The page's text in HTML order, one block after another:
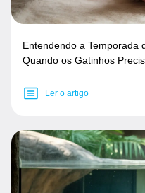
Entendendo a Temporada
Quando os Gatinhos
Ler o artigo